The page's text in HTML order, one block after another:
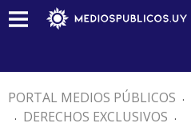
PORTAL MEDIOS PÚBLICOS .
. DERECHOS EXCLUSIVOS .